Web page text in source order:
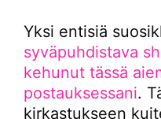
Yksi entisiä
syväpuhdistava
kehunut tässä
postauksessani.
kirkastukseen